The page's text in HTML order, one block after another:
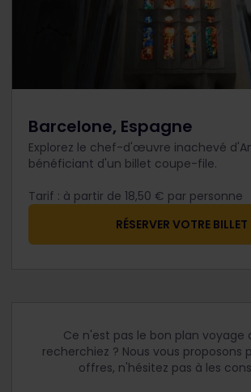
Barcelone, Espagne
Explorez le chef-d'œuvre inachevé
bénéficiant d'un billet coupe-file.
Tarif : à partir de 18,50 € par personne
RÉSERVER VOTRE BILLET
Ce n'est pas le bon plan voyage
recherchiez ? Nous vous proposons
offres, n'hésitez pas à les